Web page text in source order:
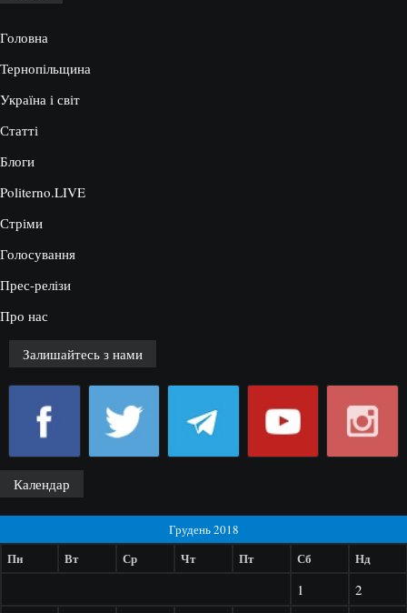
Головна
Тернопільщина
Україна і світ
Статті
Блоги
Politerno.LIVE
Стріми
Голосування
Прес-релізи
Про нас
Залишайтесь з нами
Календар
Грудень 2018
Пн Вт Ср Чт Пт Сб Нд
1
2